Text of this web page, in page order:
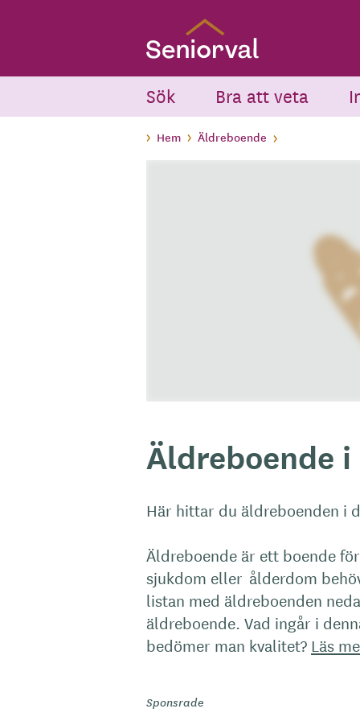
Sök Bra att veta
Hem Äldreboende
Äldreboende
Här hittar du äldreboenden i
Äldreboende är ett boende
sjukdom eller ålderdom
listan med äldreboenden
äldreboende. Vad ingår i
bedömer man kvalitet? Läs
Sponsrade